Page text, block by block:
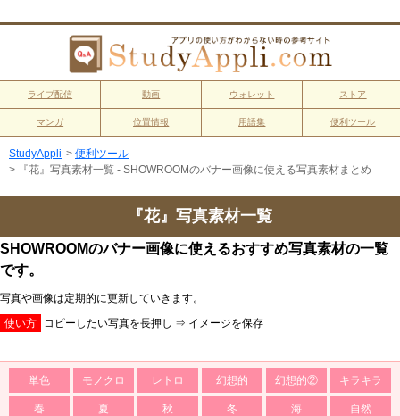
ライブ配信 動画 ウォレット ストア
マンガ 位置情報 用語集 便利ツール
StudyAppli > 便利ツール
>
『花』写真素材一覧 - SHOWROOMのバナー画像に使える写真素材まとめ
『花』写真素材一覧
SHOWROOMのバナー画像に使えるおすすめ写真素材の一覧
です。
写真や画像は定期的に更新していきます。
使い方
コピーしたい写真を長押し ⇒ イメージを保存
単色 モノクロ レトロ 幻想的 幻想的② キラキラ
春 夏 秋 冬 海 自然